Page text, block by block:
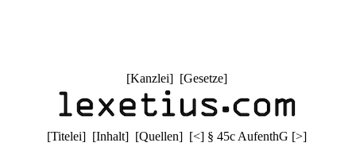
[Kanzlei] [Gesetze]
[Titelei] [Inhalt] [Quellen] [<] § 45c AufenthG [>]